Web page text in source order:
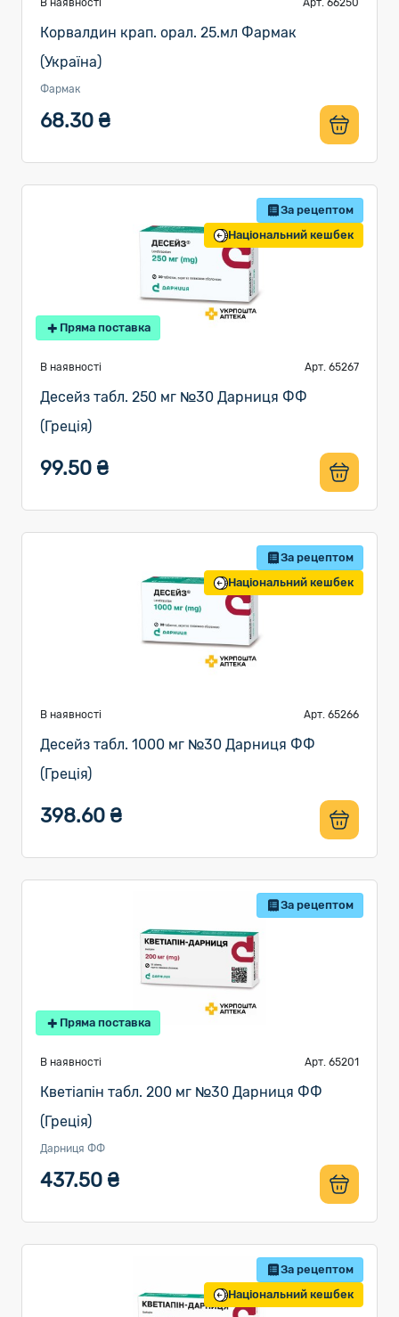
В наявності Арт. 66250
Корвалдин крап. орал. 25.мл Фармак
(Україна)
Фармак
68.30 ₴
За рецептом
Національний кешбек
Пряма поставка
В наявності Арт. 65267
Десейз табл. 250 мг №30 Дарниця ФФ
(Греція)
99.50 ₴
За рецептом
Національний кешбек
В наявності Арт. 65266
Десейз табл. 1000 мг №30 Дарниця ФФ
(Греція)
398.60 ₴
За рецептом
Пряма поставка
В наявності Арт. 65201
Кветіапін табл. 200 мг №30 Дарниця ФФ
(Греція)
Дарниця ФФ
437.50 ₴
За рецептом
Національний кешбек